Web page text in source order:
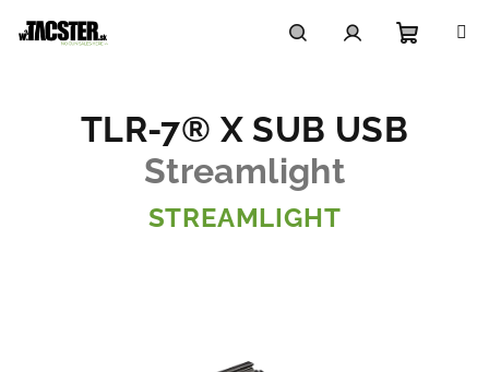
košík
TLR-7® X SUB USB
Streamlight
STREAMLIGHT